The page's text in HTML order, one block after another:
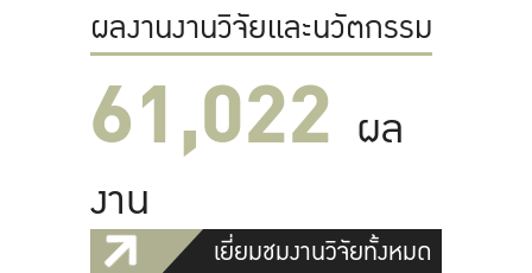
ผลงานงานวิจัยและนวัตกรรม
61,022 ผล
งาน
เยี่ยมชมงานวิจัยทั้งหมด